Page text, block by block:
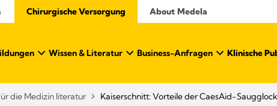
Chirurgische Versorgung About Medela
Wissen & Literatur​ Business-Anfragen Klinische
die Medizin literatur Kaiserschnitt: Vorteile der CaesAid-